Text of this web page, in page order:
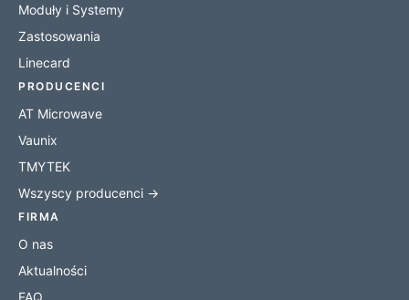
Moduły i Systemy
Zastosowania
Linecard
PRODUCENCI
AT Microwave
Vaunix
TMYTEK
Wszyscy producenci →
FIRMA
O nas
Aktualności
FAQ